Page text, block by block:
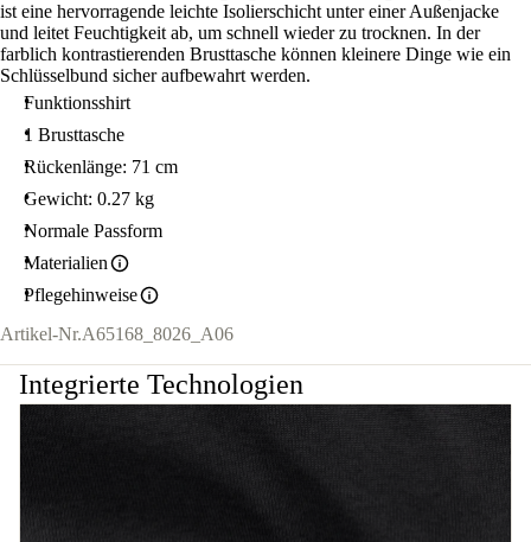
ist eine hervorragende leichte Isolierschicht unter einer Außenjacke
und leitet Feuchtigkeit ab, um schnell wieder zu trocknen. In der
farblich kontrastierenden Brusttasche können kleinere Dinge wie ein
Schlüsselbund sicher aufbewahrt werden.
Funktionsshirt
1 Brusttasche
Rückenlänge: 71 cm
Gewicht: 0.27 kg
Normale Passform
Materialien
Pflegehinweise
Artikel-Nr.A65168_8026_A06
Integrierte Technologien